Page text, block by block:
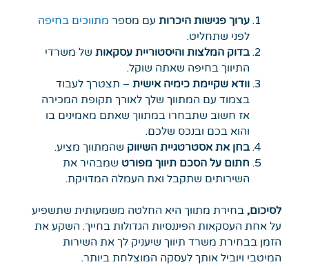
ערוך פגישות היכרות עם מספר מתווכים בחיפה
לפני שתחליט.
בדוק המלצות והיסטוריית עסקאות של משרדי
התיווך בחיפה שאתה שוקל.
וודא שקיימת כימיה אישית – תצטרך לעבוד
בצמוד עם המתווך שלך לאורך תקופת המכירה
אז חשוב שתבחרו במתווך שאתם מאמינים בו
והוא בכם ובנכס שלכם.
בחן את אסטרטגיית השיווק שהמתווך מציע.
חתום על הסכם תיווך מפורט שמבהיר את
השירותים שתקבל ואת העמלה המדויקת.
לסיכום, בחירת מתווך היא החלטה משמעותית שתשפיע
על אחת העסקאות הפיננסיות הגדולות בחייך. השקע את
הזמן בבחירת משרד תיווך שיעניק לך את השירות
המיטבי ויוביל אותך לעסקה המוצלחת ביותר.